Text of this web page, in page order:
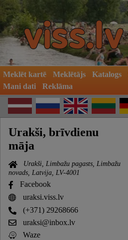
Meklēt kartē Meklētājs Katalogs
Mani dati
Reklāma
Urakši, brīvdienu
māja
Urakši, Limbažu pagasts, Limbažu
novads, Latvija, LV-4001
Facebook
uraksi.viss.lv
(+371) 29268666
uraksi@inbox.lv
Waze